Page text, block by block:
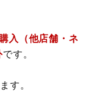
入（他店舗・ネ
です。
す。